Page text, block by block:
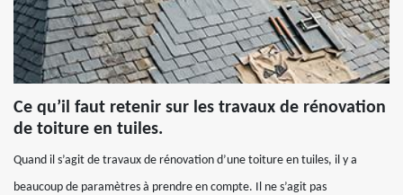
Ce qu’il faut retenir sur les travaux de rénovation
de toiture en tuiles.
Quand il s’agit de travaux de rénovation d’une toiture en tuiles, il y a
beaucoup de paramètres à prendre en compte. Il ne s’agit pas